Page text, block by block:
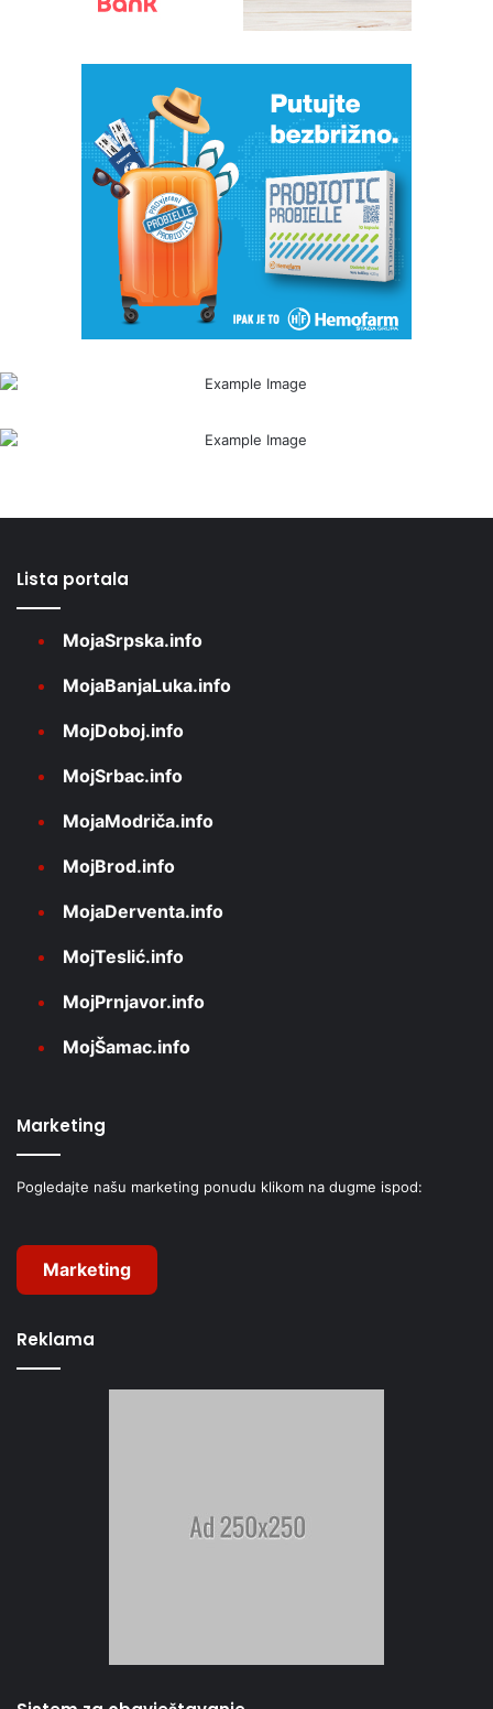
Lista portala
MojaSrpska.info
MojaBanjaLuka.info
MojDoboj.info
MojSrbac.info
MojaModriča.info
MojBrod.info
MojaDerventa.info
MojTeslić.info
MojPrnjavor.info
MojŠamac.info
Marketing
Pogledajte našu marketing ponudu klikom na dugme ispod:
Marketing
Reklama